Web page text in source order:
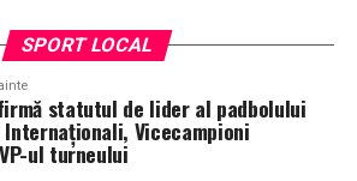
SPORT LOCAL
statutul de lider al padbolului
Internaționali, Vicecampioni
ul turneului